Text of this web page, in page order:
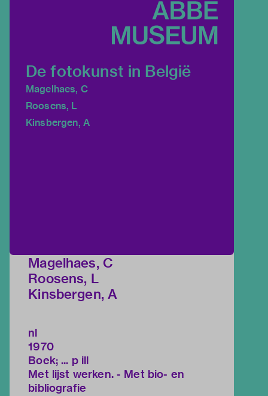
De fotokunst in België
Magelhaes, C
Roosens, L
Kinsbergen, A
Magelhaes, C
Roosens, L
Kinsbergen, A
nl
1970
Boek; ... p ill
Met lijst werken. - Met bio- en
bibliografie